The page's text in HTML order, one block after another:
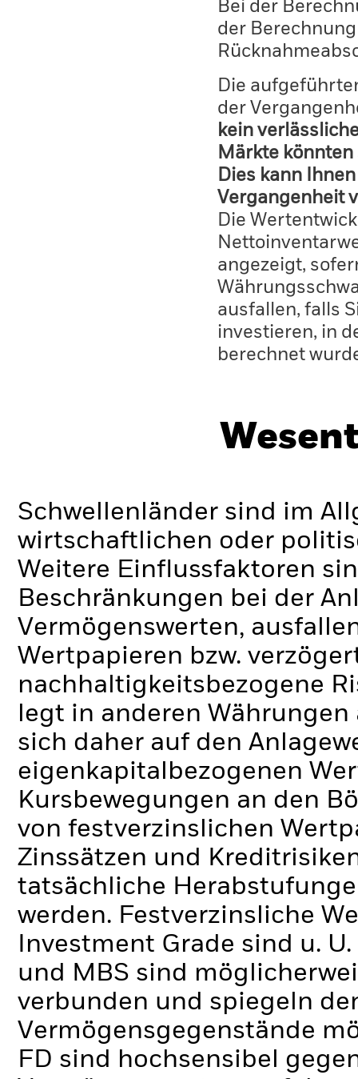
Bei der
der
Die
der
kein
Märkte
Dies kann
Vergangenheit
Die
angezeigt,
ausfallen, falls
investieren, in
berechnet
Schwellenländer sind im
wirtschaftlichen oder
Weitere Einflussfaktoren
Beschränkungen bei der
Vermögenswerten,
Wertpapieren bzw.
nachhaltigkeitsbezogene
legt in anderen
sich daher auf den
eigenkapitalbezogenen
Kursbewegungen an den
von festverzinslichen
Zinssätzen und
tatsächliche
werden. Festverzinsliche
Investment Grade sind u.
und MBS sind
verbunden und spiegeln
Vermögensgegenstände
FD sind hochsensibel